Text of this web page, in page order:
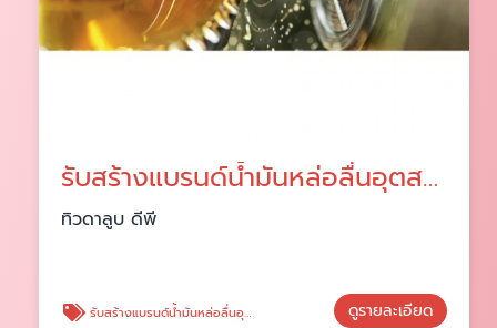
รับสร้างแบรนด์น้ำมันหล่อลื่นอุตสาหกรรม
ทิวดาลูบ ดีพี
รับสร้างแบรนด์น้ำมันหล่อลื่นอุตสาหกรรม ดูรายละเอียด